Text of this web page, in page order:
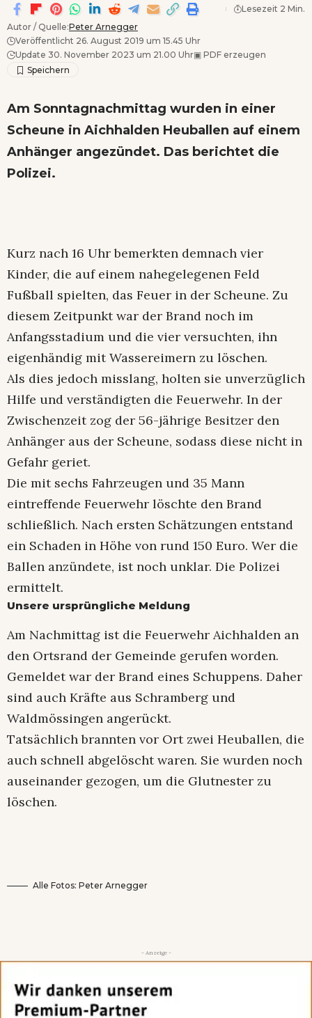
Autor / Quelle:Peter Arnegger
Veröffentlicht 26. August 2019 um 15.45 Uhr
Update 30. November 2023 um 21.00 Uhr▣ PDF erzeugen
Lesezeit 2 Min.
Am Sonntagnachmittag wurden in einer
Scheune in Aichhalden Heuballen auf einem
Anhänger angezündet. Das berichtet die
Polizei.
Kurz nach 16 Uhr bemerkten demnach vier
Kinder, die auf einem nahegelegenen Feld
Fußball spielten, das Feuer in der Scheune. Zu
diesem Zeitpunkt war der Brand noch im
Anfangsstadium und die vier versuchten, ihn
eigenhändig mit Wassereimern zu löschen.
Als dies jedoch misslang, holten sie unverzüglich
Hilfe und verständigten die Feuerwehr. In der
Zwischenzeit zog der 56-jährige Besitzer den
Anhänger aus der Scheune, sodass diese nicht in
Gefahr geriet.
Die mit sechs Fahrzeugen und 35 Mann
eintreffende Feuerwehr löschte den Brand
schließlich. Nach ersten Schätzungen entstand
ein Schaden in Höhe von rund 150 Euro. Wer die
Ballen anzündete, ist noch unklar. Die Polizei
ermittelt.
Unsere ursprüngliche Meldung
Am Nachmittag ist die Feuerwehr Aichhalden an
den Ortsrand der Gemeinde gerufen worden.
Gemeldet war der Brand eines Schuppens. Daher
sind auch Kräfte aus Schramberg und
Waldmössingen angerückt.
Tatsächlich brannten vor Ort zwei Heuballen, die
auch schnell abgelöscht waren. Sie wurden noch
auseinander gezogen, um die Glutnester zu
löschen.
Alle Fotos: Peter Arnegger
- Anzeige -